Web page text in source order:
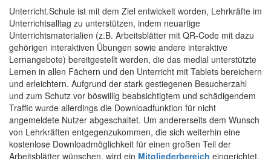
Unterricht.Schule ist mit dem Ziel entwickelt worden, Lehrkräfte im
Unterrichtsalltag zu unterstützen, indem neuartige
Unterrichtsmaterialien (z.B. Arbeitsblätter mit QR-Code mit dazu
gehörigen interaktiven Übungen sowie andere interaktive
Lernangebote) bereitgestellt werden, die das medial unterstützte
Lernen in allen Fächern und den Unterricht mit Tablets bereichern
und erleichtern. Aufgrund der stark gestiegenen Besucherzahl
und zum Schutz vor böswillig beabsichtigtem und schädigendem
Traffic wurde allerdings die Downloadfunktion für nicht
angemeldete Nutzer abgeschaltet. Um andererseits dem Wunsch
von Lehrkräften entgegenzukommen, die sich weiterhin eine
kostenlose Downloadmöglichkeit für einen großen Teil der
Arbeitsblätter wünschen, wird ein Mitgliederbereich eingerichtet.